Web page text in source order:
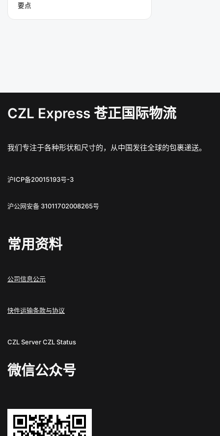
要点
CZL Express 苍正国际物流
我们专注于各种形状和尺寸的，从中国发往全球的包裹递送。
沪ICP备20015193号-3
沪公网安备 31011702008265号
常用资料
公司信息公示
快件运输条款与协议
CZL ServerCZL Status
微信公众号